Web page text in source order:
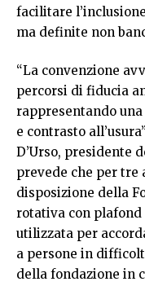
facilitare
ma definite non
“La convenzione
percorsi di fiducia
rappresentando
e contrasto
D’Urso, presidente
prevede che per tre
disposizione della
rotativa con plafond
utilizzata per
a persone in
della fondazione in